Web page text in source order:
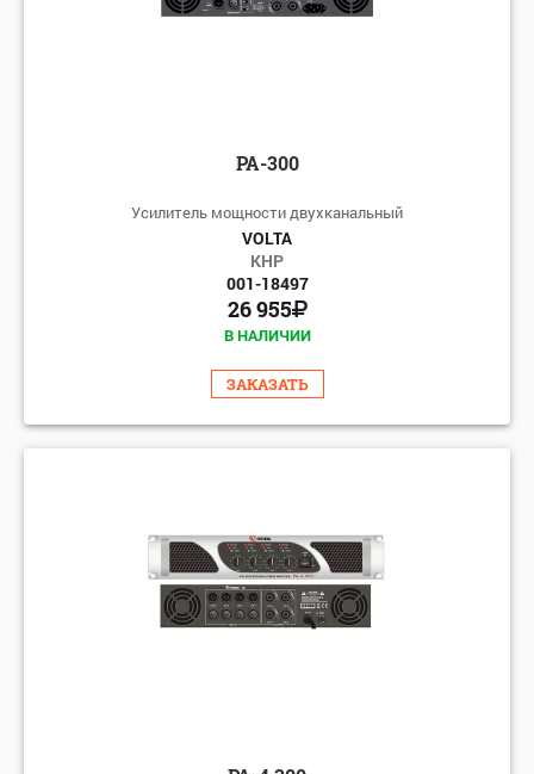
PA-300
Усилитель мощности двухканальный
VOLTA
КНР
001-18497
26 955
В НАЛИЧИИ
ЗАКАЗАТЬ